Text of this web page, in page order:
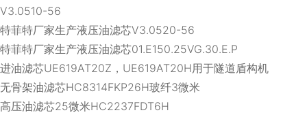
V3.0510-56
特菲特厂家生产液压油滤芯V3.0520-56
特菲特厂家生产液压油滤芯01.E150.25VG.30.E.P
进油滤芯UE619AT20Z，UE619AT20H用于隧道盾构机
无骨架油滤芯HC8314FKP26H玻纤3微米
高压油滤芯25微米HC2237FDT6H